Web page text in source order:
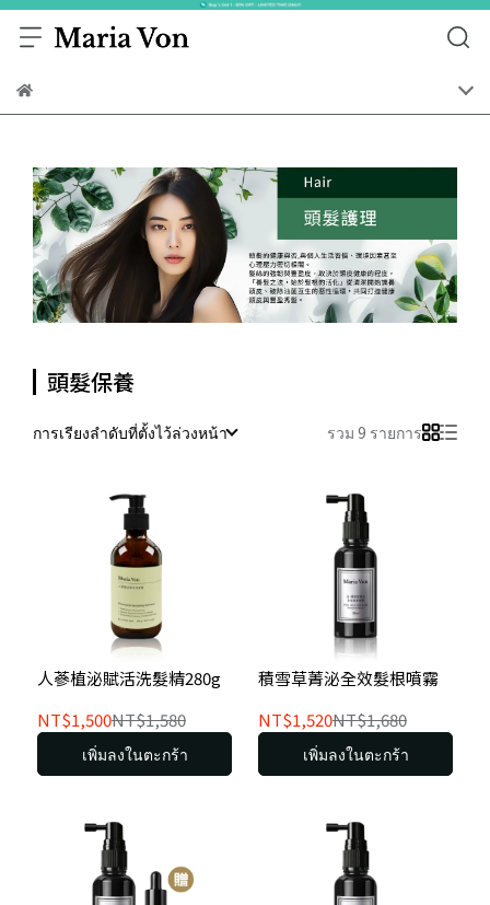
頭髮保養
การเรียงลำดับที่ตั้งไว้ล่วงหน้า รวม 9 รายการ
人蔘植泌賦活洗髮精280g
NT$1,500NT$1,580
เพิ่มลงในตะกร้า
積雪草菁泌全效髮根噴霧
NT$1,520NT$1,680
เพิ่มลงในตะกร้า